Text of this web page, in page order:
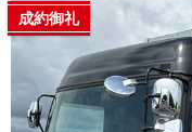
成約御礼